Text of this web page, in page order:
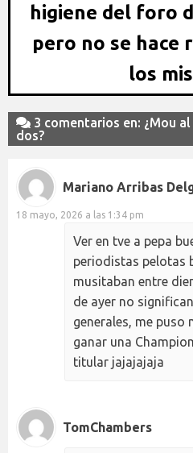
higiene del foro
pero no se hace
los
3 comentarios en: ¿Mou al
dos?
Mariano Arribas
18 mayo, 2026 a las 1:34 pm
Ver en tve a pepa
periodistas pelotas
musitaban entre
de ayer no
generales, me puso
ganar una
titular jajajajaja
TomChambers